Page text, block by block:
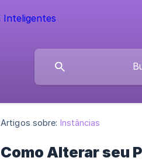
Artigos sobre: Instâncias
Como Alterar seu